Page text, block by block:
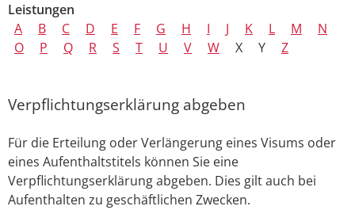
Leistungen
A
B C D E F G H I J K L M
N
O
P Q R S T U V W X Y Z
Verpflichtungserklärung abgeben
Für die Erteilung oder Verlängerung eines Visums oder
eines Aufenthaltstitels können Sie eine
Verpflichtungserklärung abgeben. Dies gilt auch bei
Aufenthalten zu geschäftlichen Zwecken.